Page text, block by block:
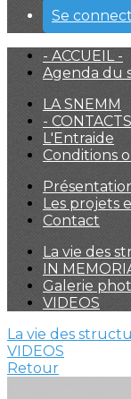
Se
- ACCUEIL -
Agenda du
LA SNEMM
-
L'Entraide
Conditions
Les projets
Contact
La vie des
IN
Galerie
VIDEOS
La vie des
VIDEOS
Retour